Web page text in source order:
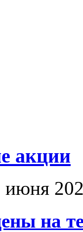
акции
июня
на